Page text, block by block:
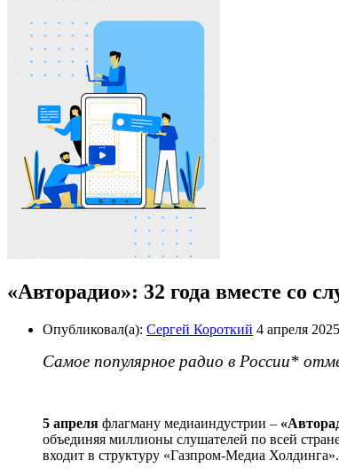
«Авторадио»: 32 года вместе со
Опубликовал(а): Сергей Короткий 4 апреля
Самое популярное радио в России*
5 апреля флагману медиаиндустрии –
объединяя миллионы слушателей по всей
входит в структуру «Газпром-Медиа Холдинга».